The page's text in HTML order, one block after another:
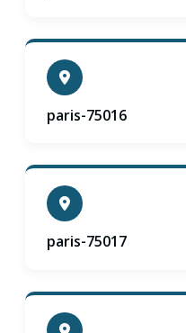
paris-75016
paris-75017